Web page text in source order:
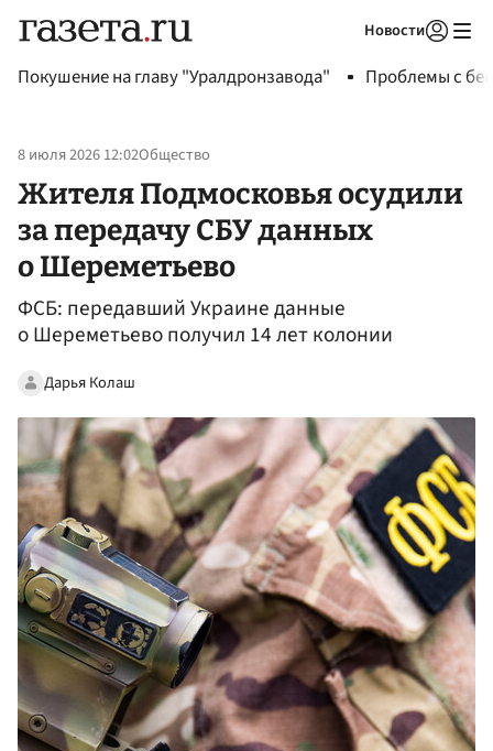
Новости
Покушение на главу "Уралдронзавода" Проблемы с
8 июля 2026 12:02Общество
Жителя Подмосковья осудили
за передачу СБУ данных
о Шереметьево
ФСБ: передавший Украине данные
о Шереметьево получил 14 лет колонии
Дарья Колаш